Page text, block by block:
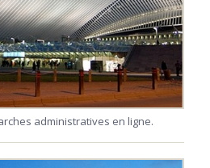
administratives en ligne.